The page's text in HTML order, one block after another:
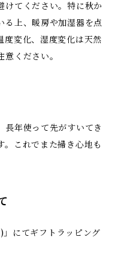
けてください。特に秋か
る上、暖房や加湿器を点
度変化、湿度変化は天然
ください。
長年使って先がすいてき
。これでまた掃き心地も
にてギフトラッピング